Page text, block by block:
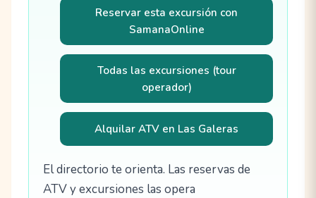
Reservar esta excursión con
SamanaOnline
Todas las excursiones (tour
operador)
Alquilar ATV en Las Galeras
El directorio te orienta. Las reservas de
ATV y excursiones las opera